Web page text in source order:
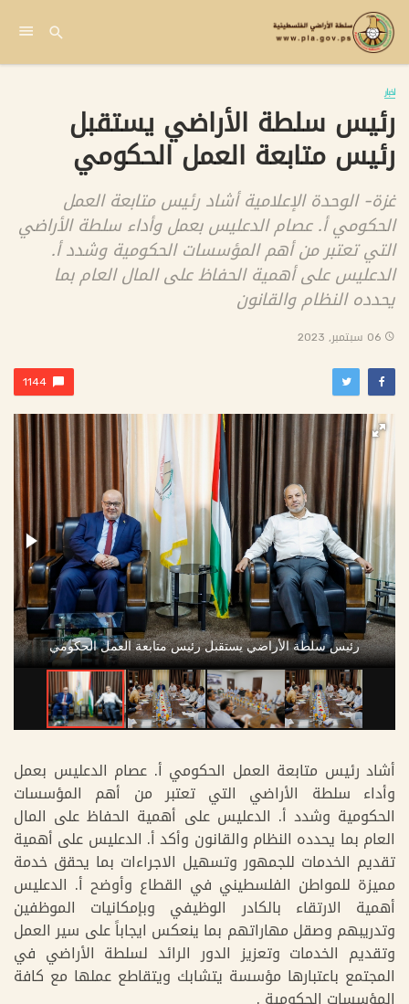
اخبار
رئيس سلطة الأراضي يستقبل
رئيس متابعة العمل الحكومي
غزة- الوحدة الإعلامية أشاد رئيس متابعة العمل
الحكومي أ. عصام الدعليس بعمل وأداء سلطة الأراضي
التي تعتبر من أهم المؤسسات الحكومية وشدد أ.
الدعليس على أهمية الحفاظ على المال العام بما
يحدده النظام والقانون
06 سبتمبر, 2023
1144
رئيس سلطة الأراضي يستقبل رئيس متابعة العمل الحكومي
أشاد رئيس متابعة العمل الحكومي أ. عصام الدعليس بعمل
وأداء سلطة الأراضي التي تعتبر من أهم المؤسسات
الحكومية وشدد أ. الدعليس على أهمية الحفاظ على المال
العام بما يحدده النظام والقانون وأكد أ. الدعليس على أهمية
تقديم الخدمات للجمهور وتسهيل الاجراءات بما يحقق خدمة
مميزة للمواطن الفلسطيني في القطاع وأوضح أ. الدعليس
أهمية الارتقاء بالكادر الوظيفي وبإمكانيات الموظفين
وتدريبهم وصقل مهاراتهم بما ينعكس ايجاباً على سير العمل
وتقديم الخدمات وتعزيز الدور الرائد لسلطة الأراضي في
المجتمع باعتبارها مؤسسة يتشابك ويتقاطع عملها مع كافة